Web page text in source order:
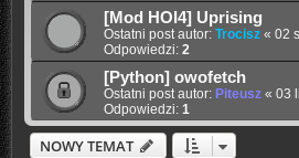
[Mod HOI4] Uprising
Ostatni post autor: Trocisz« 02
Odpowiedzi: 2
[Python] owofetch
Ostatni post autor: Piteusz« 03
Odpowiedzi: 1
NOWY TEMAT